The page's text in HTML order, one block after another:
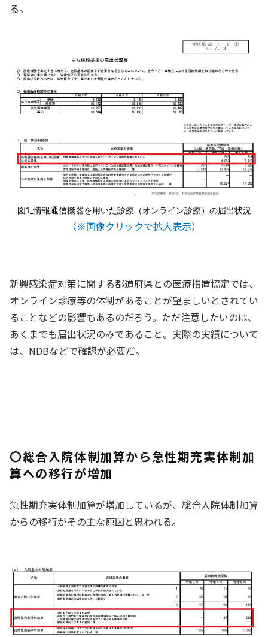
る。
図1_情報通信機器を用いた診療（オンライン診療）の届出状況
（※画像クリックで拡大表示）
新興感染症対策に関する都道府県との医療措置協定では、
オンライン診療等の体制があることが望ましいとされてい
ることなどの影響もあるのだろう。ただ注意したいのは、
あくまでも届出状況のみであること。実際の実績について
は、NDBなどで確認が必要だ。
〇総合入院体制加算から急性期充実体制加
算への移行が増加
急性期充実体制加算が増加しているが、総合入院体制加算
からの移行がその主な原因と思われる。